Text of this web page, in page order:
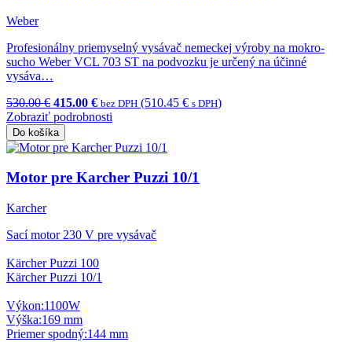
Weber
Profesionálny priemyselný vysávač nemeckej výroby na mokro-
sucho Weber VCL 703 ST na podvozku je určený na účinné
vysáva…
530.00 € 415.00 € bez DPH (510.45 € s DPH)
Zobraziť podrobnosti
Do košíka
Motor pre Karcher Puzzi 10/1
Karcher
Sací motor 230 V pre vysávač
Kärcher Puzzi 100
Kärcher Puzzi 10/1
Výkon:1100W
Výška:169 mm
Priemer spodný:144 mm